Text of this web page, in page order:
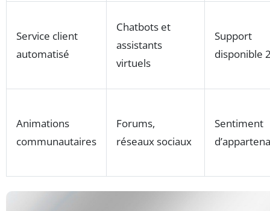
Service client
automatisé
Chatbots et
assistants
virtuels
Support
disponible
Animations
communautaires
Forums,
réseaux sociaux
Sentiment